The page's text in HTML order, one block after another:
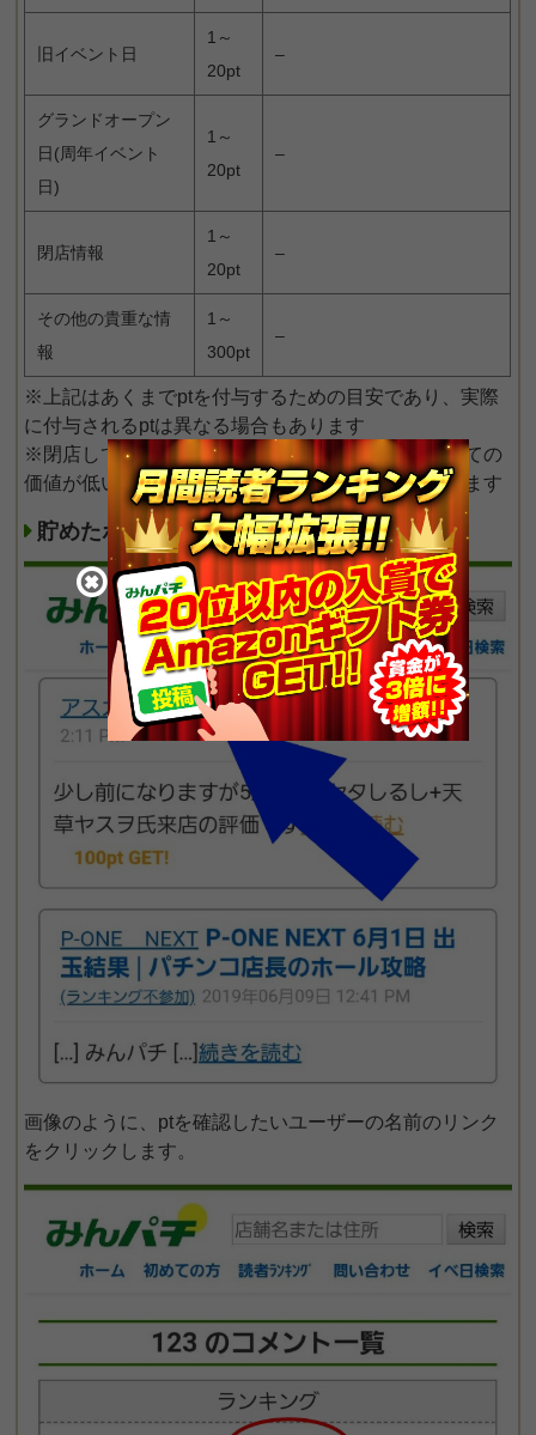
旧イベント日
1～
20pt
–
グランドオープン
日(周年イベント
日)
1～
20pt
–
閉店情報
1～
20pt
–
その他の貴重な情
報
1～
300pt
–
※上記はあくまでptを付与するための目安であり、実際
に付与されるptは異なる場合もあります
※閉店しているホールの情報の場合は情報提供としての
価値が低いのでポイント対象外になる可能性もあります
貯めたポイント（pt）の確認方法
画像のように、ptを確認したいユーザーの名前のリンク
をクリックします。